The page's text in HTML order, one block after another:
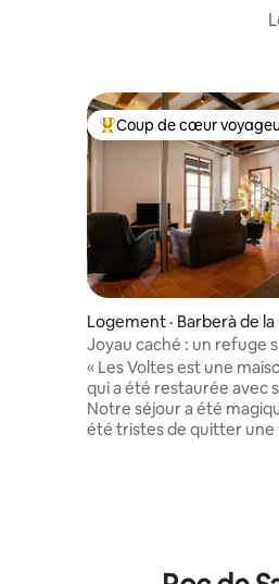
Coup de cœur
Coup de cœur
Logement · Barberà de la
nca
Joyau caché : un refuge
« Les Voltes est une
qui a été restaurée avec
Notre séjour a été
été tristes de quitter une
en gardant le confort